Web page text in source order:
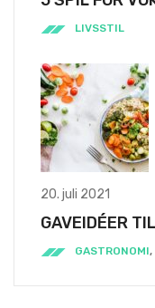
LIVSSTIL
20. juli 2021
GAVEIDÉER
GASTRONOMI,